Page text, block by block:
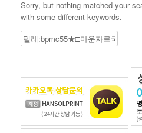
Sorry, but nothing matched your
with some different keywords.
Search